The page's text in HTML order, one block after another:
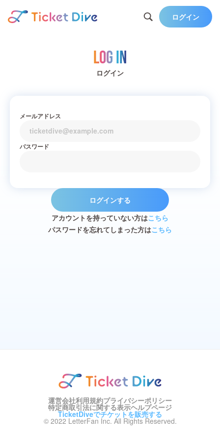
ログイン
Log in
ログイン
メールアドレス
パスワード
ログインする
アカウントを持っていない方はこちら
パスワードを忘れてしまった方はこちら
運営会社利用規約プライバシーポリシー
特定商取引法に関する表示ヘルプページ
TicketDiveでチケットを販売する
© 2022 LetterFan Inc. All Rights Reserved.